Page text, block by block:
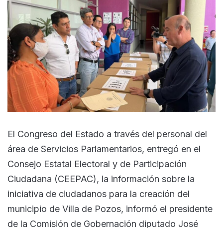
El Congreso del Estado a través del personal del
área de Servicios Parlamentarios, entregó en el
Consejo Estatal Electoral y de Participación
Ciudadana (CEEPAC), la información sobre la
iniciativa de ciudadanos para la creación del
municipio de Villa de Pozos, informó el presidente
de la Comisión de Gobernación diputado José